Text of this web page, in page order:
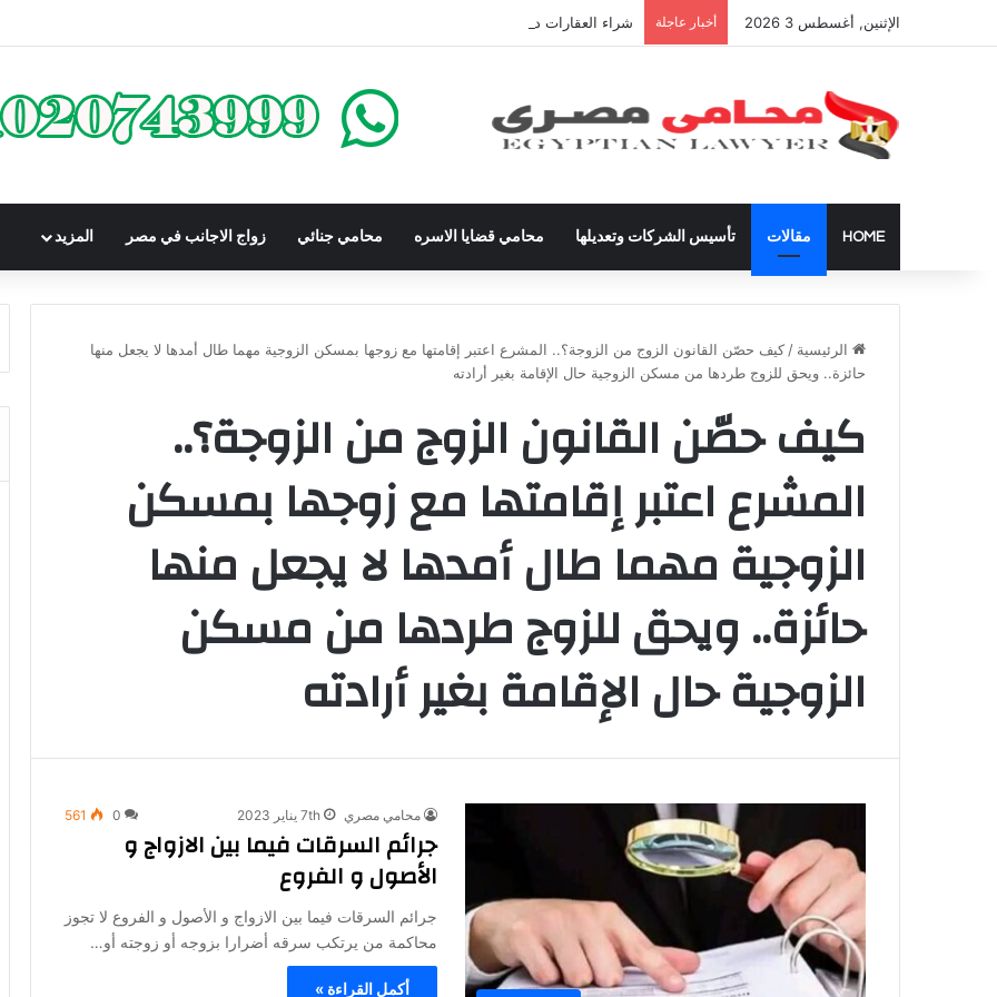
الإثنين, أغسطس 3 2026 أخبار عاجلة شراء العقارات داخل الكومباوندات تحت الإنشاء | أهم البنود التي تحمي المشتري في القانون المصري
HOME مقالات تأسيس الشركات وتعديلها محامي قضايا الاسره محامي جنائي زواج الاجانب في مصر المزيد
الرئيسية / كيف حصّن القانون الزوج من الزوجة؟.. المشرع اعتبر إقامتها مع زوجها بمسكن الزوجية مهما طال أمدها لا يجعل منها
حائزة.. ويحق للزوج طردها من مسكن الزوجية حال الإقامة بغير أرادته
كيف حصّن القانون الزوج من الزوجة؟..
المشرع اعتبر إقامتها مع زوجها بمسكن
الزوجية مهما طال أمدها لا يجعل منها
حائزة.. ويحق للزوج طردها من مسكن
الزوجية حال الإقامة بغير أرادته
محامي مصري 7th يناير 2023 0
561
جرائم السرقات فيما بين الازواج و
الأصول و الفروع
جرائم السرقات فيما بين الازواج و الأصول و الفروع لا تجوز
محاكمة من يرتكب سرقه أضرارا بزوجه أو زوجته أو…
أكمل القراءة »